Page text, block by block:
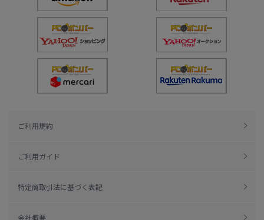
ご利用規約
ご利用ガイド
特定商取引法に基づく表記
会社概要